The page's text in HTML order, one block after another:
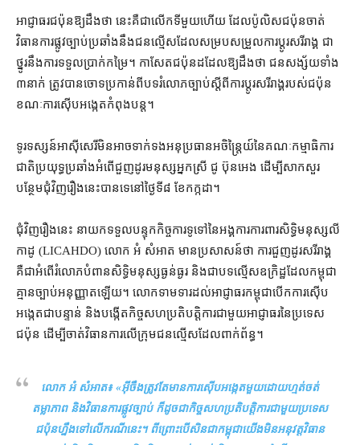
អាជ្ញាធរ​ជប៉ុន​ឱ្យ​ដឹង​ថា នេះ​គឺជា​លើកទីមួយ​ហើយ ដែល​ប៉ូលិស​ជប៉ុន​ចាត់​
វិធានការ​ផ្លូវច្បាប់​ប្រឆាំង​នឹង​ជនល្មើស​ដែល​សម្របសម្រួល​ការ​ប្ដូរ​សរីរាង្គ ជា​
ថ្នូរ​នឹង​ការ​ទទួល​ប្រាក់កម្រៃ​។ កាសែត​ជប៉ុន​ដដែល​ឱ្យដឹង​ថា ជនសង្ស័យ​ទាំង
៣​នាក់ ត្រូវ​បាន​ចោទប្រកាន់​ពី​បទ​រំលោភច្បាប់​ស្ដីពី​ការ​ប្ដូរ​សរីរាង្គ​របស់​ជប៉ុន
ខណៈ​ការស៊ើបអង្កេត​កំពុង​បន្ត។
ទូរទស្សន៍​អាស៊ីសេរី​មិន​អាច​ទាក់ទង​អនុប្រធាន​អចិន្ត្រៃយ៍​នៃ​គណៈកម្មាធិការ​
ជាតិ​ប្រយុទ្ធ​ប្រឆាំង​អំពើ​ជួញដូរ​មនុស្ស​អ្នកស្រី ជូ ប៊ុនអេង ដើម្បី​សាកសួរ​
បន្ថែម​ជុំវិញ​រឿង​នេះ​បានទេ​នៅ​ថ្ងៃទី​៨ ខែ​កក្កដា។
ជុំវិញ​រឿង​នេះ នាយក​ទទួលបន្ទុក​កិច្ចការ​ទូទៅ​នៃ​អង្គការ​ការពារ​សិទ្ធិមនុស្ស​លី
កាដូ (LICAHDO) លោក អំ សំអាត មានប្រសាសន៍ថា ការ​ជួញដូរ​សរីរាង្គ​
គឺជា​អំពើ​រំលោភបំពាន​សិទ្ធិមនុស្ស​ធ្ងន់ធ្ងរ និង​ជា​បទល្មើស​ឧក្រិដ្ឋ​ដែល​កម្ពុជា​
គ្មាន​ច្បាប់​អនុញ្ញាត​ឡើយ​។ លោក​ទាមទារ​ដល់​អាជ្ញាធរ​កម្ពុជា​បើក​ការស៊ើប
អង្កេត​ជាបន្ទាន់ និង​បង្កើត​កិច្ច​សហប្រតិបត្តិការ​ជាមួយ​អាជ្ញាធរ​នៃ​ប្រទេស​
ជប៉ុន ដើម្បី​ចាត់វិធានការ​លើ​ក្រុម​ជនល្មើស​ដែល​ពាក់ព័ន្ធ។
លោក អំ សំអាត៖ «អ៊ីចឹង​ត្រូវតែ​មាន​ការស៊ើបអង្កេត​មួយ​ដោយ​ហ្មត់ចត់
តម្លាភាព និង​វិធានការ​ផ្លូវច្បាប់ ក៏ដូចជា​កិច្ច​សហប្រតិបត្តិការ​ជាមួយ​ប្រទេស​
ជប៉ុន​ហ្នឹង​ទៅលើ​ករណីនេះ​។ ពីព្រោះ​បើសិនជា​កម្ពុជា​យើង​មិន​អនុវត្ត​វិធាន